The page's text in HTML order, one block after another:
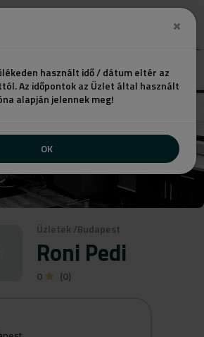
használt idő / dátum eltér az
Az időpontok az Üzlet által használt
alapján jelennek meg!
OK
Üzletek /Budapest
Roni Pedi
0 (0)